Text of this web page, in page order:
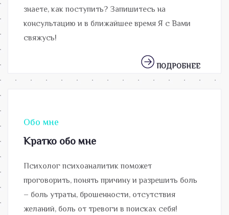
знаете, как поступить? Запишитесь на
консультацию и в ближайшее время Я с Вами
свяжусь!
ПОДРОБНЕЕ
Обо мне
Кратко обо мне
Психолог психоаналитик поможет
проговорить, понять причину и разрешить боль
– боль утраты, брошенности, отсутствия
желаний, боль от тревоги в поисках себя!